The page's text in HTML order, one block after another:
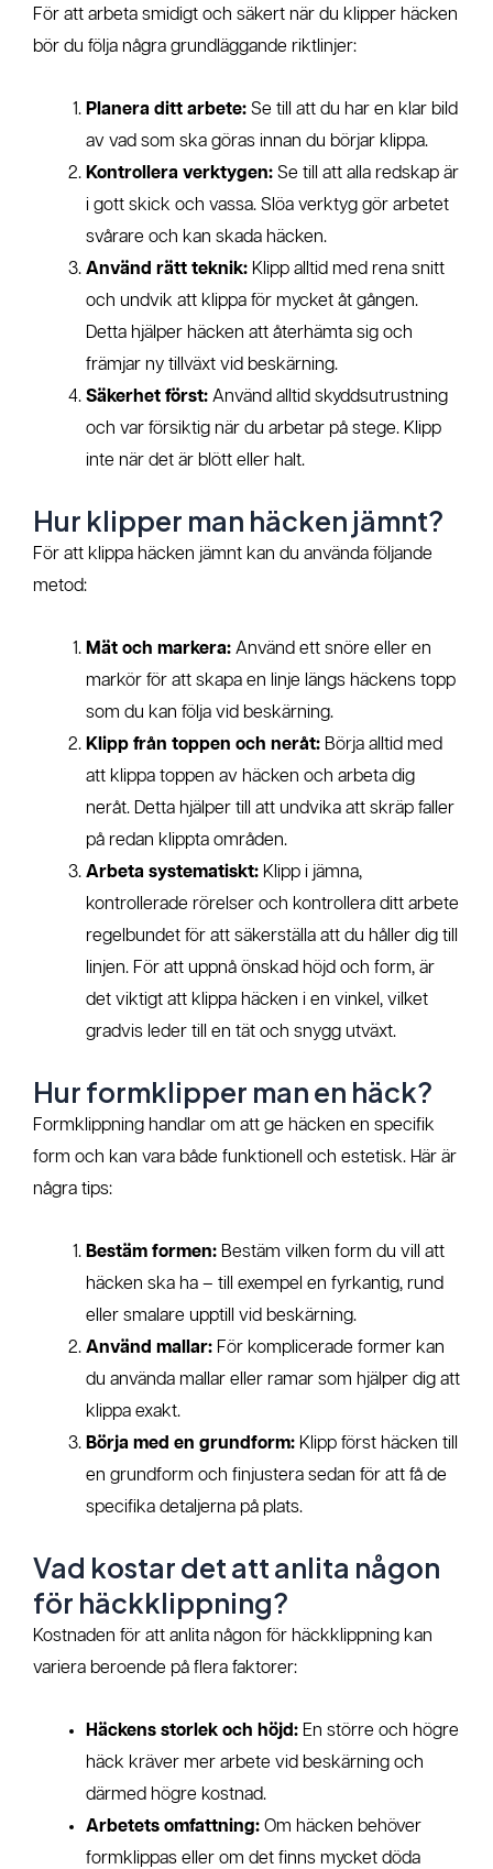
För att arbeta smidigt och säkert när du klipper häcken
bör du följa några grundläggande riktlinjer:
Planera ditt arbete: Se till att du har en klar bild
av vad som ska göras innan du börjar klippa.
Kontrollera verktygen: Se till att alla redskap är
i gott skick och vassa. Slöa verktyg gör arbetet
svårare och kan skada häcken.
Använd rätt teknik: Klipp alltid med rena snitt
och undvik att klippa för mycket åt gången.
Detta hjälper häcken att återhämta sig och
främjar ny tillväxt vid beskärning.
Säkerhet först: Använd alltid skyddsutrustning
och var försiktig när du arbetar på stege. Klipp
inte när det är blött eller halt.
Hur klipper man häcken jämnt?
För att klippa häcken jämnt kan du använda följande
metod:
Mät och markera: Använd ett snöre eller en
markör för att skapa en linje längs häckens topp
som du kan följa vid beskärning.
Klipp från toppen och neråt: Börja alltid med
att klippa toppen av häcken och arbeta dig
neråt. Detta hjälper till att undvika att skräp faller
på redan klippta områden.
Arbeta systematiskt: Klipp i jämna,
kontrollerade rörelser och kontrollera ditt arbete
regelbundet för att säkerställa att du håller dig till
linjen. För att uppnå önskad höjd och form, är
det viktigt att klippa häcken i en vinkel, vilket
gradvis leder till en tät och snygg utväxt.
Hur formklipper man en häck?
Formklippning handlar om att ge häcken en specifik
form och kan vara både funktionell och estetisk. Här är
några tips:
Bestäm formen: Bestäm vilken form du vill att
häcken ska ha – till exempel en fyrkantig, rund
eller smalare upptill vid beskärning.
Använd mallar: För komplicerade former kan
du använda mallar eller ramar som hjälper dig att
klippa exakt.
Börja med en grundform: Klipp först häcken till
en grundform och finjustera sedan för att få de
specifika detaljerna på plats.
Vad kostar det att anlita någon
för häckklippning?
Kostnaden för att anlita någon för häckklippning kan
variera beroende på flera faktorer:
Häckens storlek och höjd: En större och högre
häck kräver mer arbete vid beskärning och
därmed högre kostnad.
Arbetets omfattning: Om häcken behöver
formklippas eller om det finns mycket döda